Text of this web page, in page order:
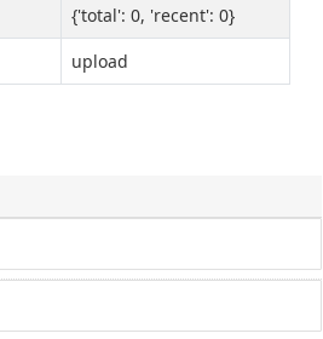
{'total': 0, 'recent': 0}
upload